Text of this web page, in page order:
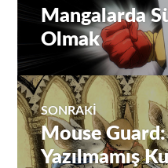
gezinmesi
Önceki
yazı:
Mangalarda
Olmak
SONRAKI
Sıradaki
Yazı:
Mouse Guard:
Yazılmamış